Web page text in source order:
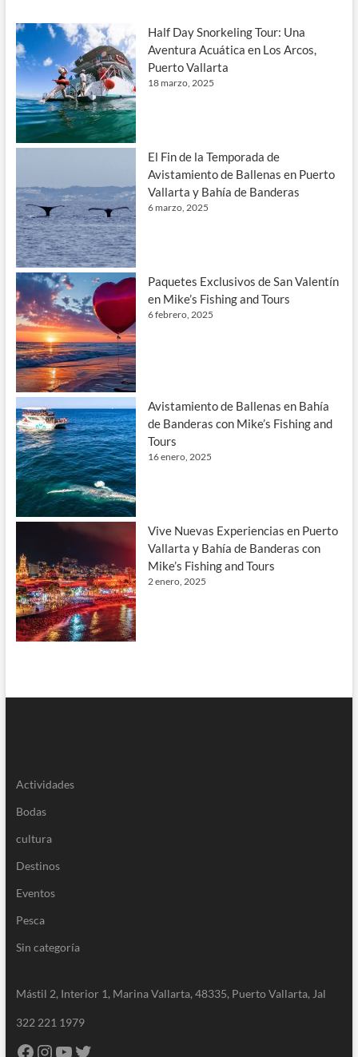
Half Day Snorkeling Tour: Una
Aventura Acuática en Los Arcos,
Puerto Vallarta
18 marzo, 2025
El Fin de la Temporada de
Avistamiento de Ballenas en Puerto
Vallarta y Bahía de Banderas
6 marzo, 2025
Paquetes Exclusivos de San Valentín
en Mike’s Fishing and Tours
6 febrero, 2025
Avistamiento de Ballenas en Bahía
de Banderas con Mike’s Fishing and
Tours
16 enero, 2025
Vive Nuevas Experiencias en Puerto
Vallarta y Bahía de Banderas con
Mike’s Fishing and Tours
2 enero, 2025
Actividades
Bodas
cultura
Destinos
Eventos
Pesca
Sin categoría
Mástil 2, Interior 1, Marina Vallarta, 48335, Puerto Vallarta, Jal
322 221 1979
Facebook
Instagram
YouTube
Twitter